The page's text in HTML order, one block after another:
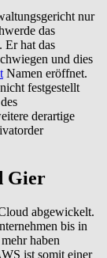
nur
das
Er hat das
und dies
Namen eröffnet.
festgestellt
derartige
Gier
abgewickelt.
bis in
haben
ist somit einer